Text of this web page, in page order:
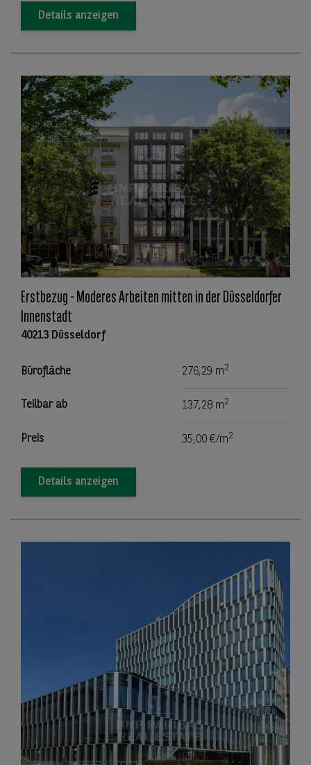
Details anzeigen
Erstbezug - Moderes Arbeiten mitten in der Düsseldorfer
Innenstadt
40213 Düsseldorf
Bürofläche 276,29 m2
Teilbar ab 137,28 m2
Preis 35,00 €/m2
Details anzeigen